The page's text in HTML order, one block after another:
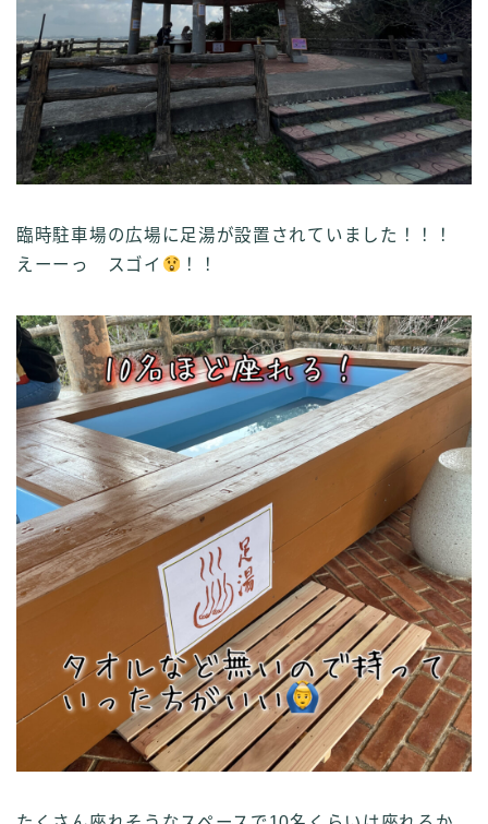
臨時駐車場の広場に足湯が設置されていました！！！
えーーっ スゴイ
！！